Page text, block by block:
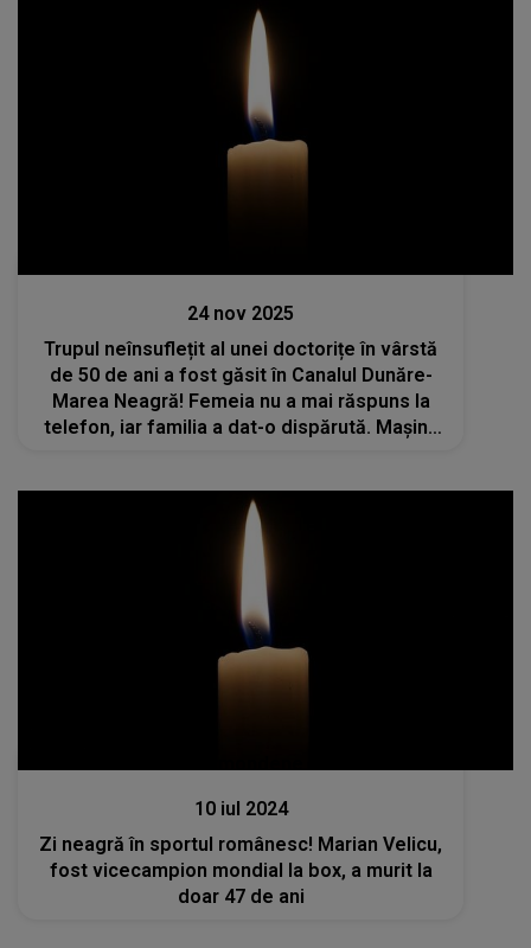
24 nov 2025
Trupul neînsuflețit al unei doctorițe în vârstă
de 50 de ani a fost găsit în Canalul Dunăre-
Marea Neagră! Femeia nu a mai răspuns la
telefon, iar familia a dat-o dispărută. Mașina
10 iul 2024
Zi neagră în sportul românesc! Marian Velicu,
fost vicecampion mondial la box, a murit la
doar 47 de ani